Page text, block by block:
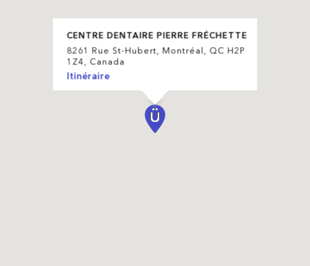
CENTRE DENTAIRE PIERRE FRÉCHETTE
8261 Rue St-Hubert, Montréal, QC H2P
1Z4, Canada
Itinéraire